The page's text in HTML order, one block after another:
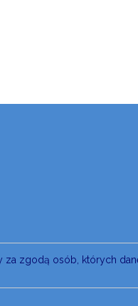
za zgodą osób, których